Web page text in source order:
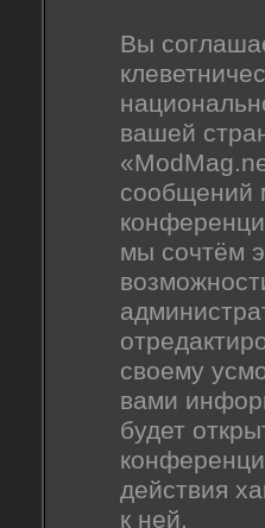
Вы
вашей
сообщений
мы сочтём
своему
вами
будет
действия
к ней.